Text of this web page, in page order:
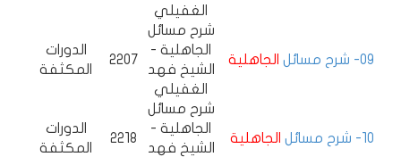
الغفيلي
09- شرح مسائل الجاهلية
شرح مسائل
الجاهلية -
الشيخ فهد
الغفيلي
2207
الدورات
المكثفة
10- شرح مسائل الجاهلية
شرح مسائل
الجاهلية -
الشيخ فهد
2218
الدورات
المكثفة